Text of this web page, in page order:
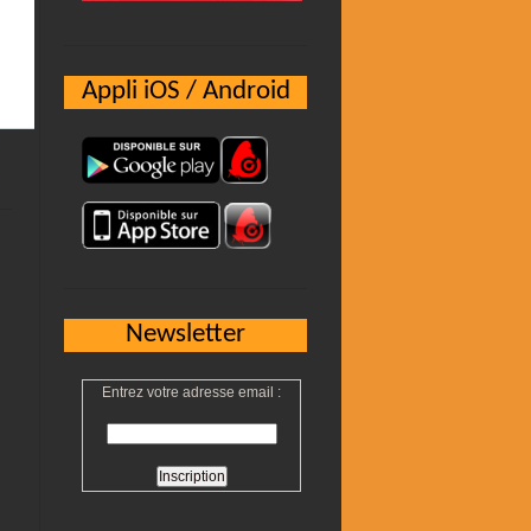
Appli iOS / Android
Newsletter
Entrez votre adresse email :